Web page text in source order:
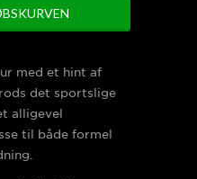
med et hint af
det sportslige
alligevel
til både formel